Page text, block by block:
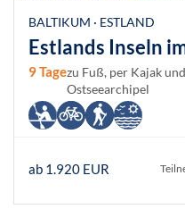
BALTIKUM · ESTLAND
Estlands Inseln
9 Tagezu Fuß, per Kajak
Ostseearchipel
ab 1.920 EUR